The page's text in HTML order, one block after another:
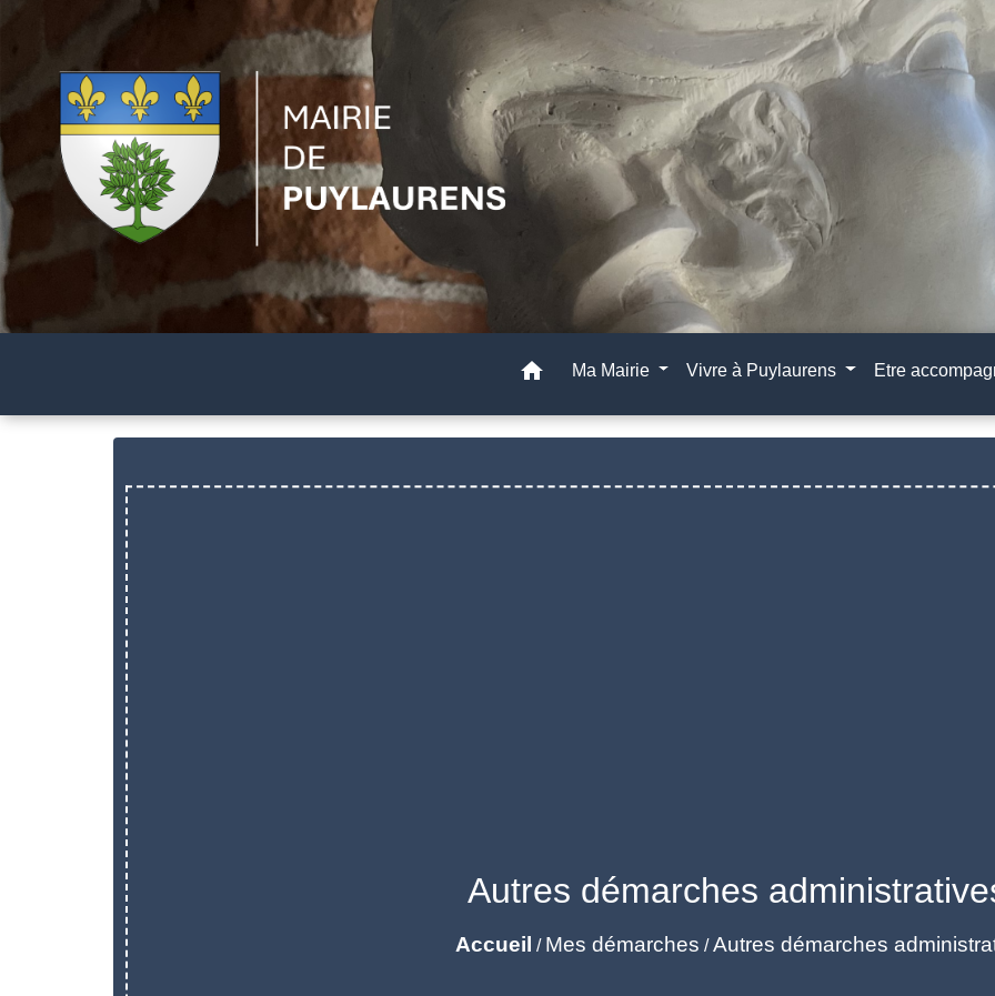
home Ma Mairie Vivre à Puylaurens Etre
Autres démarches
Accueil / Mes démarches /Autres démarches